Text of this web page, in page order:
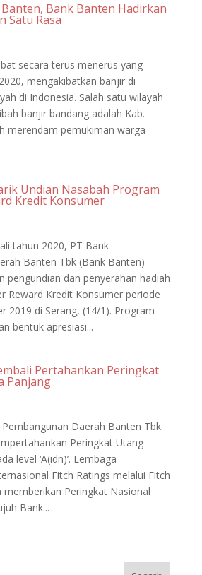
Bank Banten Hadirkan
Satu Rasa
secara terus menerus yang
mengakibatkan banjir di
di Indonesia. Salah satu wilayah
banjir bandang adalah Kab.
merendam pemukiman warga
Undian Nasabah Program
Kredit Konsumer
tahun 2020, PT Bank
Banten Tbk (Bank Banten)
pengundian dan penyerahan hadiah
Reward Kredit Konsumer periode
2019 di Serang, (14/1). Program
bentuk apresiasi...
Pertahankan Peringkat
Panjang
Daerah Banten Tbk.
Peringkat Utang
level ‘A(idn)’. Lembaga
Fitch Ratings melalui Fitch
memberikan Peringkat Nasional
Bank...